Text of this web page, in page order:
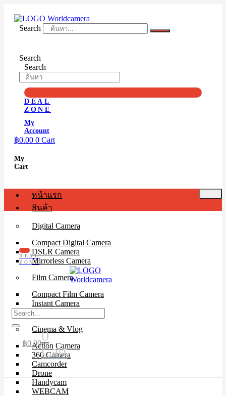
contentSearch
Search
Search
DEAL
ZONE
My
Account
฿0.00 0 Cart
My
Cart
หน้าแรก
สินค้า
Digital Camera
Compact Digital Camera
DSLR Camera
Mirrorless Camera
Film Camera
Compact Film Camera
Instant Camera
SLR Camera
Cinema & Vlog
Action Camera
360 Camera
Camcorder
Drone
Handycam
WEBCAM
DEAL
ZONE
฿0.000
Cart